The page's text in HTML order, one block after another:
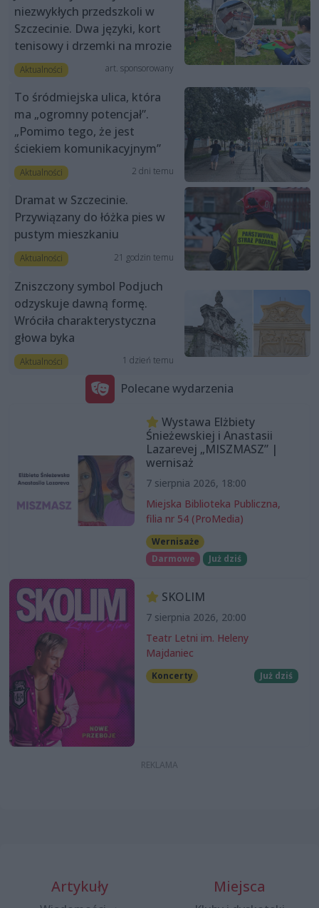
niezwykłych przedszkoli w
Szczecinie. Dwa języki, kort
tenisowy i drzemki na mrozie
Aktualności art. sponsorowany
To śródmiejska ulica, która
ma „ogromny potencjał”.
„Pomimo tego, że jest
ściekiem komunikacyjnym”
Aktualności 2 dni temu
Dramat w Szczecinie.
Przywiązany do łóżka pies w
pustym mieszkaniu
Aktualności 21 godzin temu
Zniszczony symbol Podjuch
odzyskuje dawną formę.
Wróciła charakterystyczna
głowa byka
Aktualności 1 dzień temu
Polecane wydarzenia
Wystawa Elżbiety
Śnieżewskiej i Anastasii
Lazarevej „MISZMASZ” |
wernisaż
7 sierpnia 2026, 18:00
Miejska Biblioteka Publiczna,
filia nr 54 (ProMedia)
Wernisaże
Darmowe
Już dziś
SKOLIM
7 sierpnia 2026, 20:00
Teatr Letni im. Heleny
Majdaniec
Koncerty Już dziś
Artykuły Miejsca